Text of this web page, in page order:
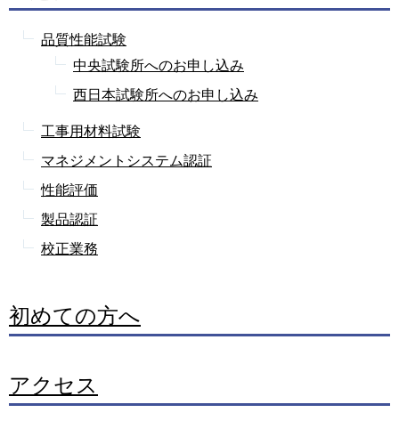
品質性能試験
中央試験所へのお申し込み
西日本試験所へのお申し込み
工事用材料試験
マネジメントシステム認証
性能評価
製品認証
校正業務
初めての方へ
アクセス